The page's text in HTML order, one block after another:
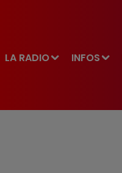
LA RADIO INFOS